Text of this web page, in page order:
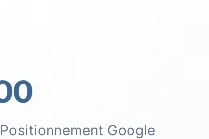
Google